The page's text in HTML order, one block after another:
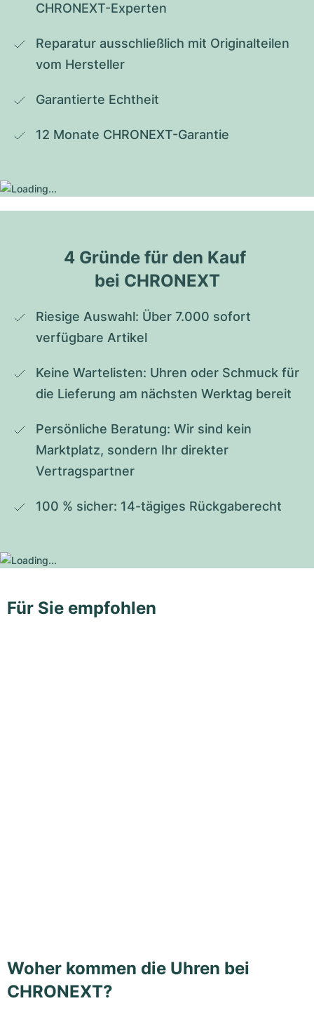
CHRONEXT-Experten
Reparatur ausschließlich mit Originalteilen
vom Hersteller
Garantierte Echtheit
12 Monate CHRONEXT-Garantie
4 Gründe für den Kauf
bei CHRONEXT
Riesige Auswahl: Über 7.000 sofort
verfügbare Artikel
Keine Wartelisten: Uhren oder Schmuck für
die Lieferung am nächsten Werktag bereit
Persönliche Beratung: Wir sind kein
Marktplatz, sondern Ihr direkter
Vertragspartner
100 % sicher: 14-tägiges Rückgaberecht
Für Sie empfohlen
Woher kommen die Uhren bei
CHRONEXT?